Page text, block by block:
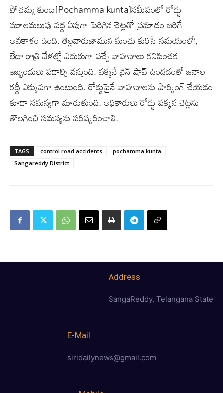
పోచమ్మ కుంట[Pochamma kunta]సమీపంలో రోడ్డు
మూలమలుపు వద్ద ఏపుగా పెరిగిన చెట్లతో ప్రమాదం జరిగే
అవకాశం ఉంది. తెల్లవారుజామున మంచు కురిసే సమయంలో,
లేదా రాత్రి వేళల్లో ఎదురుగా వచ్చే వాహనాలు కనిపించక
ఇబ్బందులు పడాల్సి వస్తుంది. పక్కనే వైన్ షాప్ ఉండడంతో జనాల
రద్దీ ఎక్కువగా ఉంటుంది. రోడ్డుపైనే వాహనాలను పార్కింగ్ చేయడం
కూడా సమస్యగా మారుతుంది. అధికారులు రోడ్డు పక్కన చెట్లను
తొలగించి సమస్యను పరిష్కరించాలి.
TAGS control road accidents
pochamma kunta
Sangareddy District
Address
SangaReddy, Telangana State
E-Mail
siridailynews@gmail.com